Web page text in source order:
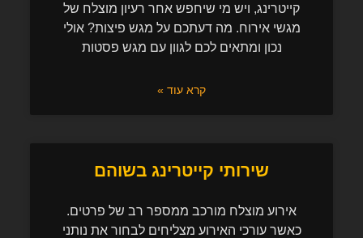
קייטרינג, ויש מי שיחפש אחר רעיון מוצלח של
מגשי אירוח. מה דעתכם על מגש פיצות? אולי
נכון ומתאים לכם לגוון עם מגש פסטות
קרא עוד »
שירותי קייטרינג בשוהם
אירוע מוצלח מורכב ממספר רב של פרטים.
כאשר עורכי האירוע מצליחים לבחור את נותני